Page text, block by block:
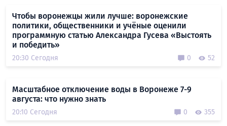
Чтобы воронежцы жили лучше: воронежские
политики, общественники и учёные оценили
программную статью Александра Гусева «Выстоять
и победить»
20:30 Сегодня 0 52
Масштабное отключение воды в Воронеже 7-9
августа: что нужно знать
20:10 Сегодня 0 355